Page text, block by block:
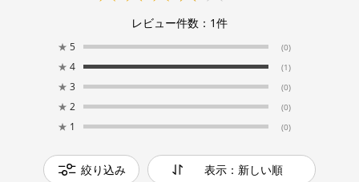
レビュー件数： 1件
★ 5 (0)
★ 4 (1)
★ 3 (0)
★ 2 (0)
★ 1 (0)
絞り込み 表示：新しい順